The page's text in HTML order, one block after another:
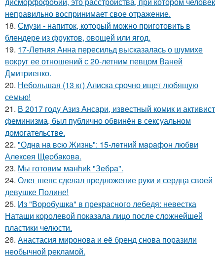
неправильно воспринимает свое отражение.
18. Смузи - напиток, который можно приготовить в
блендере из фруктов, овощей или ягод.
19. 17-Летняя Анна пересильд высказалась о шумихе
вокруг ее отношений с 20-летним певцом Ваней
Дмитриенко.
20. Небольшая (13 кг) Алиска срочно ищет любящую
семью!
21. В 2017 году Азиз Ансари, известный комик и активист
феминизма, был публично обвинён в сексуальном
домогательстве.
22. "Однa нa вcю Жизнь": 15-лeтний мapaфoн любви
Алeкceя Щepбaкoвa.
23. Мы готовим мaнhиk "Зeбpa".
24. Олег шепс сделал предложение руки и сердца своей
девушке Полине!
25. Из "Воробушка" в прекрасного лебедя: невестка
Наташи королевой показала лицо после сложнейшей
пластики челюсти.
26. Анастасия миронова и её бренд снова поразили
необычной рекламой.